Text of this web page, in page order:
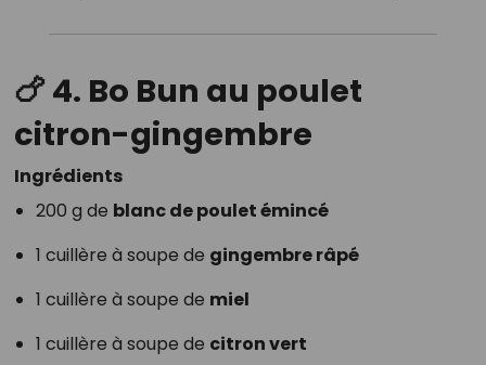
🍗 4. Bo Bun au poulet
citron-gingembre
Ingrédients
200 g de blanc de poulet émincé
1 cuillère à soupe de gingembre râpé
1 cuillère à soupe de miel
1 cuillère à soupe de citron vert